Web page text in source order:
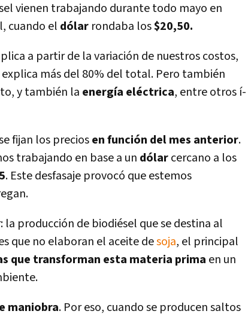
vienen trabajando durante todo mayo en
cuando el dólar rondaba los$20,50.
a partir de la variación de nuestros costos,
explica más del 80% del total. Pero también
y también la energí­a eléctrica, entre otros í­
fijan los preciosen función del mes anterior.
trabajando en base a un dólarcercano a los
. Este desfasaje provocó que estemos
producción de biodiésel que se destina al
que no elaboran el aceite desoja, el principal
que transforman esta materia prima en un
maniobra. Por eso, cuando se producen saltos